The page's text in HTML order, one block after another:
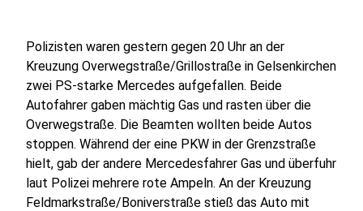
Polizisten waren gestern gegen 20 Uhr an der
Kreuzung Overwegstraße/Grillostraße in Gelsenkirchen
zwei PS-starke Mercedes aufgefallen. Beide
Autofahrer gaben mächtig Gas und rasten über die
Overwegstraße. Die Beamten wollten beide Autos
stoppen. Während der eine PKW in der Grenzstraße
hielt, gab der andere Mercedesfahrer Gas und überfuhr
laut Polizei mehrere rote Ampeln. An der Kreuzung
Feldmarkstraße/Boniverstraße stieß das Auto mit